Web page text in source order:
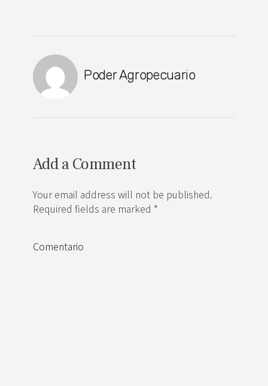
Poder Agropecuario
Add a Comment
Your email address will not be published.
Required fields are marked *
Comentario